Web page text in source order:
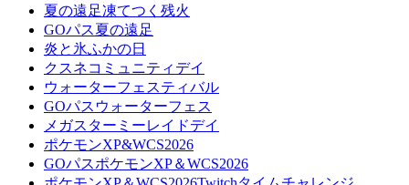
夏の遠足凍てつく残火
GOパス夏の遠足
炎と氷ふかの日
クスネコミュニティデイ
ウォーターフェスティバル
GOパスウォーターフェス
メガスターミーレイドデイ
ポケモンXP&WCS2026
GOパスポケモンXP＆WCS2026